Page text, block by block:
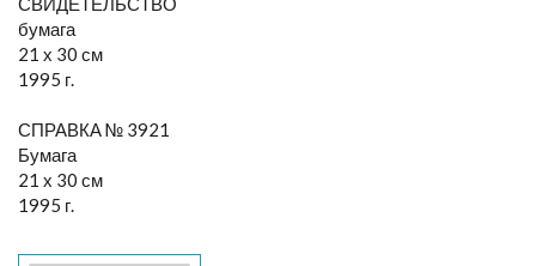
бумага
21 х 30 см
1995 г.
СПРАВКА № 3921
Бумага
21 х 30 см
1995 г.